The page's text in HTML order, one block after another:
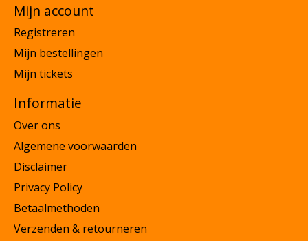
Mijn account
Registreren
Mijn bestellingen
Mijn tickets
Informatie
Over ons
Algemene voorwaarden
Disclaimer
Privacy Policy
Betaalmethoden
Verzenden & retourneren